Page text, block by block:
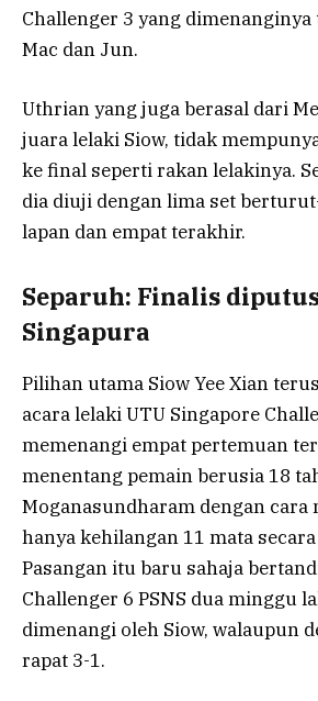
Challenger 3 yang
Mac dan Jun.
Uthrian yang juga berasal dari
juara lelaki Siow, tidak
ke final seperti rakan lelakinya.
dia diuji dengan lima set
lapan dan empat terakhir.
Separuh: Finalis
Singapura
Pilihan utama Siow Yee Xian
acara lelaki UTU Singapore
memenangi empat pertemuan
menentang pemain berusia 18
Moganasundharam dengan cara
hanya kehilangan 11 mata
Pasangan itu baru sahaja
Challenger 6 PSNS dua minggu
dimenangi oleh Siow, walaupun
rapat 3-1.